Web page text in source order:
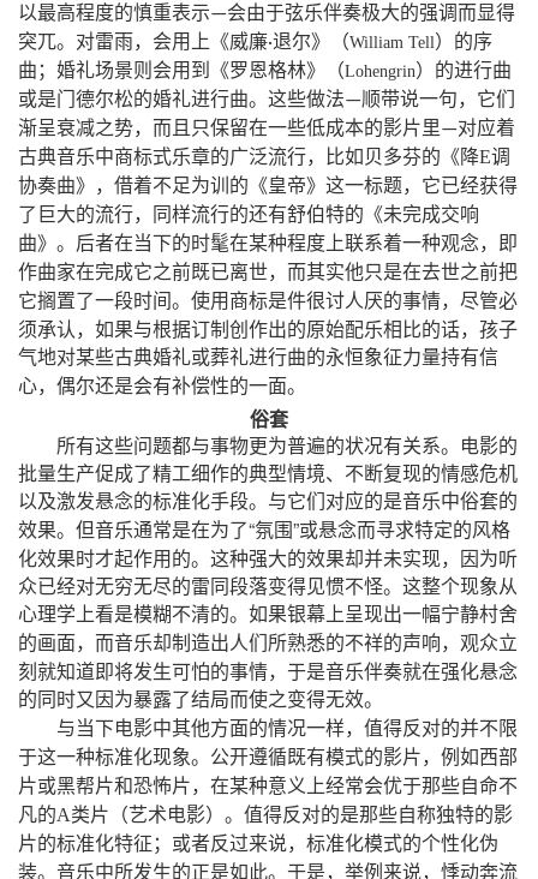
以最高程度的慎重表示—会由于弦乐伴奏极大的强调而显得
突兀。对雷雨， 会用上《威廉·退尔》 （William Tell）
的序
曲 ； 婚礼场景则会用到《罗恩格林》 （Lohengrin）
的进行曲
或是门德尔松的婚礼进行曲。这些做法—顺带说一句，
它们
渐呈衰减之势， 而且只保留在一些低成本的影片里—对应着
古典音乐中商标式乐章的广泛流行， 比如贝多芬的《降E调
协奏曲》 ， 借着不足为训的《皇帝》这一标题，
它已经获得
了巨大的流行，
同样流行的还有舒伯特的《未完成交响
曲》。后者在当下的时髦在某种程度上联系着一种观念，
即
作曲家在完成它之前既已离世，
而其实他只是在去世之前把
它搁置了一段时间。使用商标是件很讨人厌的事情， 尽管必
须承认 ， 如果与根据订制创作出的原始配乐相比的话， 孩子
气地对某些古典婚礼或葬礼进行曲的永恒象征力量持有信
心， 偶尔还是会有补偿性的一面。
俗套
所有这些问题都与事物更为普遍的状况有关系。电影的
批量生产促成了精工细作的典型情境、不断复现的情感危机
以及激发悬念的标准化手段。与它们对应的是音乐中俗套的
效果。但音乐通常是在为了“氛围”或悬念而寻求特定的风格
化效果时才起作用的。这种强大的效果却并未实现，
因为听
众已经对无穷无尽的雷同段落变得见惯不怪。这整个现象从
心理学上看是模糊不清的。如果银幕上呈现出一幅宁静村舍
的画面， 而音乐却制造出人们所熟悉的不祥的声响， 观众立
刻就知道即将发生可怕的事情， 于是音乐伴奏就在强化悬念
的同时又因为暴露了结局而使之变得无效。
与当下电影中其他方面的情况一样， 值得反对的并不限
于这一种标准化现象。公开遵循既有模式的影片， 例如西部
片或黑帮片和恐怖片， 在某种意义上经常会优于那些自命不
凡的A类片 （艺术电影）
。值得反对的是那些自称独特的影
片的标准化特征 ； 或者反过来说， 标准化模式的个性化伪
装。音乐中所发生的正是如此。于是， 举例来说， 悸动奔流